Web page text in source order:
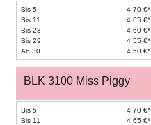
Bis 5
4,70 €*
Bis 11
4,65 €*
Bis 23
4,60 €*
Bis 29
4,55 €*
Ab 30
4,50 €*
BLK 3100 Miss Piggy
Bis 5
4,70 €*
Bis 11
4,65 €*